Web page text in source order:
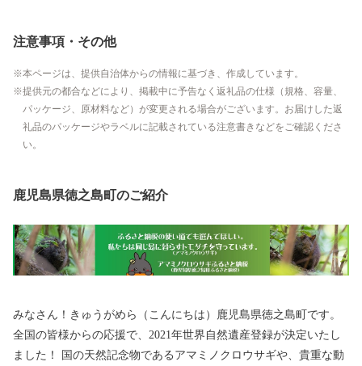
注意事項・その他
本ページは、提供自治体からの情報に基づき、作成しています。
提供元の都合などにより、掲載中に予告なく返礼品の仕様（規格、容量、
パッケージ、原材料など）が変更される場合がございます。お届けした返
礼品のパッケージやラベルに記載されている注意書きなどをご確認くださ
い。
鹿児島県徳之島町のご紹介
みなさん！きゅうがめら（こんにちは）鹿児島県徳之島町です。
全国の皆様からの応援で、2021年世界自然遺産登録が決定いたし
ました！ 国の天然記念物であるアマミノクロウサギや、貴重な動